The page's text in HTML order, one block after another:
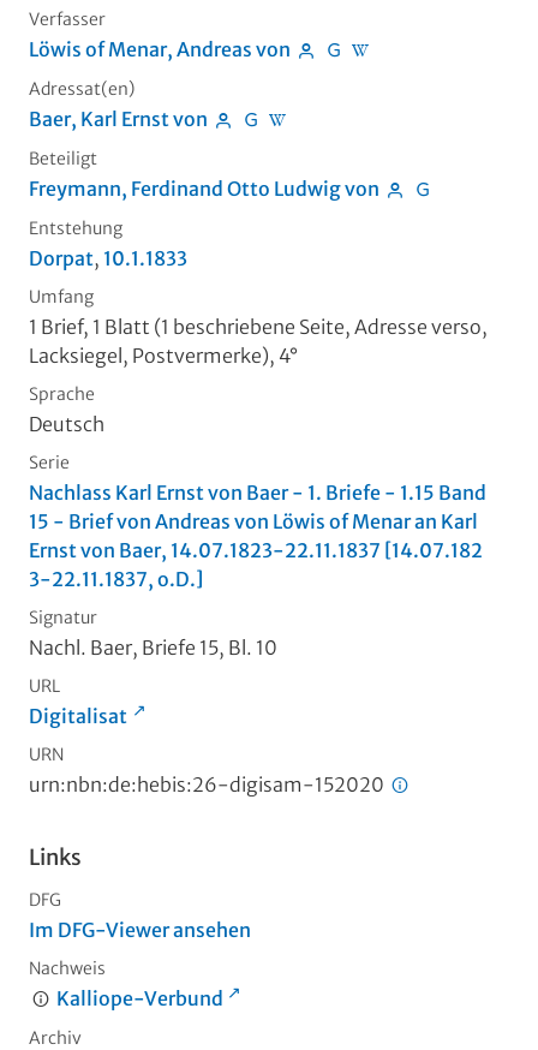
Verfasser
Löwis of Menar, Andreas von
Adressat(en)
Baer, Karl Ernst von
Beteiligt
Freymann, Ferdinand Otto Ludwig von
Entstehung
Dorpat, 10.1.1833
Umfang
1 Brief, 1 Blatt (1 beschriebene Seite, Adresse verso,
Lacksiegel, Postvermerke), 4°
Sprache
Deutsch
Serie
Nachlass Karl Ernst von Baer - 1. Briefe - 1.15 Band
15 - Brief von Andreas von Löwis of Menar an Karl
Ernst von Baer, 14.07.1823-22.11.1837 [14.07.182
3-22.11.1837, o.D.]
Signatur
Nachl. Baer, Briefe 15, Bl. 10
URL
Digitalisat
URN
urn:nbn:de:hebis:26-digisam-152020
Links
DFG
Im DFG-Viewer ansehen
Nachweis
Kalliope-Verbund
Archiv